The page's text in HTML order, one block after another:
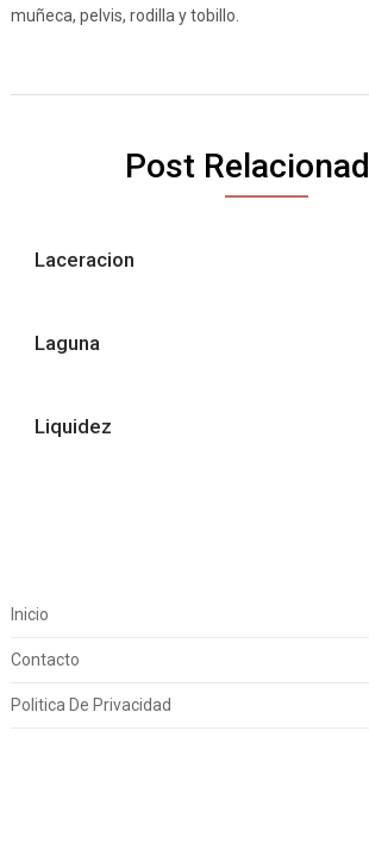
muñeca, pelvis, rodilla y tobillo.
Post
Laceracion
Laguna
Liquidez
Inicio
Contacto
Politica De Privacidad